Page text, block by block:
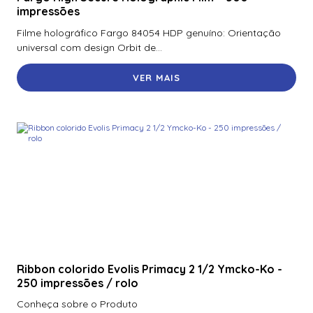
Fargo Holographic Polyguard Laminado – 250 Impressões
Fargo Holographic Polyguard Wasteless Laminate, Design
de órbita de alta segurança – 1.000 impressões
Fargo Holographic Thermal Transfer Laminate – 500
impressões
Prints
Fargo Polyguard Laminate -Half Patch – 250 Prints
Fargo Polyguard Laminate -Meio Patch – 250 Impressões
impressões
Filme holográfico Fargo 84054 HDP genuíno: Orientação
universal com design Orbit de...
VER MAIS
Ribbon colorido Evolis Primacy 2 1/2 Ymcko-Ko -
250 impressões / rolo
Conheça sobre o Produto